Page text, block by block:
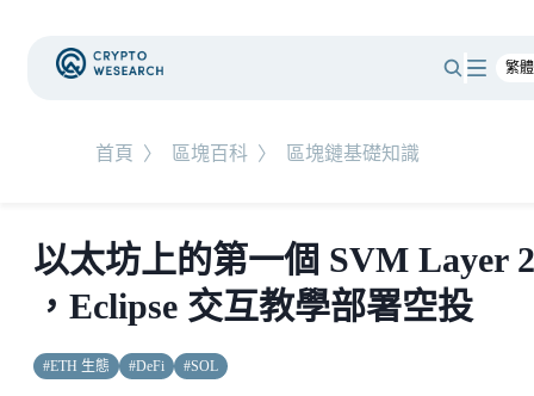
首頁 〉 區塊百科 〉 區塊鏈基礎知識
以太坊上的第一個 SVM Layer 2
，Eclipse 交互教學部署空投
#ETH 生態 #DeFi #SOL